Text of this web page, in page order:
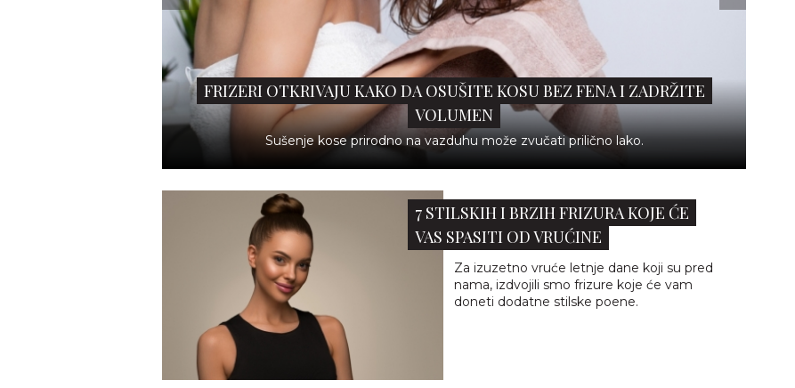
FRIZERI OTKRIVAJU KAKO DA OSUŠITE KOSU BEZ FENA I ZADRŽITE
VOLUMEN
Sušenje kose prirodno na vazduhu može zvučati prilično lako.
7 STILSKIH I BRZIH FRIZURA KOJE ĆE
VAS SPASITI OD VRUĆINE
Za izuzetno vruće letnje dane koji su pred
nama, izdvojili smo frizure koje će vam
doneti dodatne stilske poene.